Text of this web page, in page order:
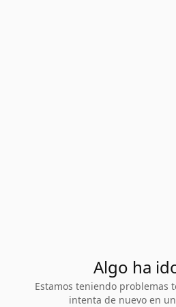
Algo ha
Estamos teniendo problemas
intenta de nuevo en